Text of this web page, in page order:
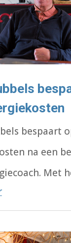
bespaart
na een
Met
soms zelfs